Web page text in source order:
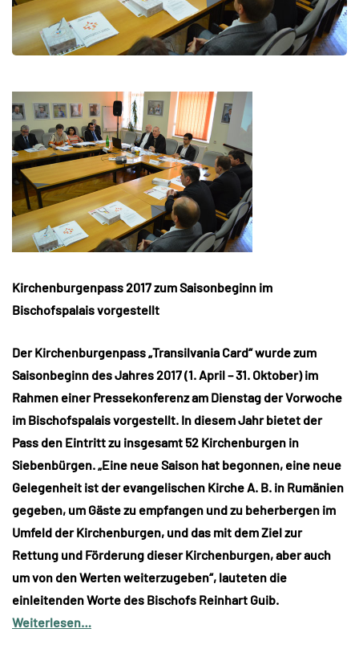
Kirchenburgenpass 2017 zum Saisonbeginn im
Bischofspalais vorgestellt
Der Kirchenburgenpass „Transilvania Card“ wurde zum
Saisonbeginn des Jahres 2017 (1. April – 31. Oktober) im
Rahmen einer Pressekonferenz am Dienstag der Vorwoche
im Bischofspalais vorgestellt. In diesem Jahr bietet der
Pass den Eintritt zu insgesamt 52 Kirchenburgen in
Siebenbürgen. „Eine neue Saison hat begonnen, eine neue
Gelegenheit ist der evangelischen Kirche A. B. in Rumänien
gegeben, um Gäste zu empfangen und zu beherbergen im
Umfeld der Kirchenburgen, und das mit dem Ziel zur
Rettung und Förderung dieser Kirchenburgen, aber auch
um von den Werten weiterzugeben“, lauteten die
einleitenden Worte des Bischofs Reinhart Guib.
Weiterlesen…